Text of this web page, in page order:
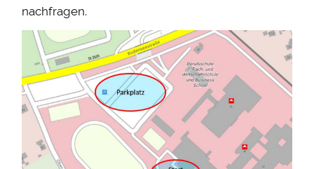
nachfragen.